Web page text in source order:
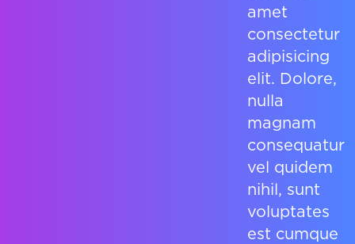
amet
consectetur
adipisicing
elit. Dolore,
nulla
magnam
consequatur
vel quidem
nihil, sunt
voluptates
est cumque